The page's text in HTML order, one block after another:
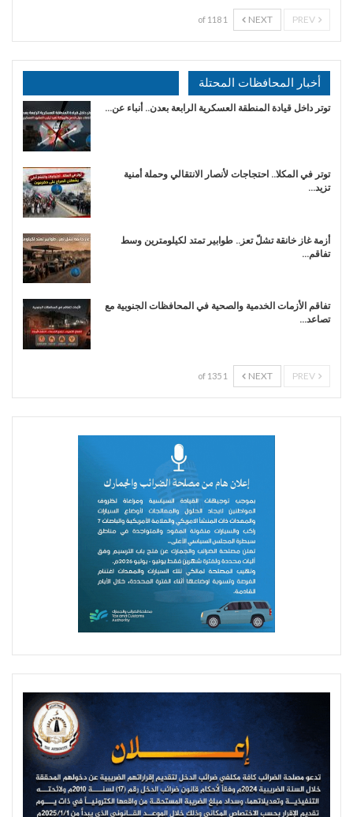
NEXT
1 of 118
أخبار المحافظات المحتلة
توتر داخل قيادة المنطقة العسكرية الرابعة بعدن.. أنباء عن…
توتر في المكلا.. احتجاجات لأنصار الانتقالي وحملة أمنية
تزيد…
أزمة غاز خانقة تشلّ تعز.. طوابير تمتد لكيلومترين وسط
تفاقم…
تفاقم الأزمات الخدمية والصحية في المحافظات الجنوبية مع
تصاعد…
NEXT
1 of 135